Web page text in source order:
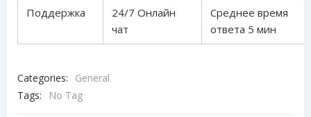
Поддержка
24/7 Онлайн
чат
Среднее время
ответа 5 мин
Categories:
General
Tags:
No Tag